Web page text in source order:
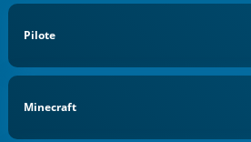
Pilote
Minecraft